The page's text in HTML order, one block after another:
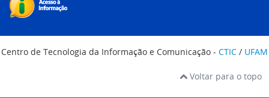
Centro de Tecnologia da Informação e Comunicação - CTIC / UFAM
Voltar para o topo